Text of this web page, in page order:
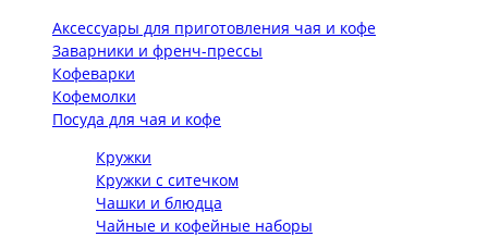
Аксессуары для приготовления чая и кофе
Заварники и френч-прессы
Кофеварки
Кофемолки
Посуда для чая и кофе
Кружки
Кружки с ситечком
Чашки и блюдца
Чайные и кофейные наборы